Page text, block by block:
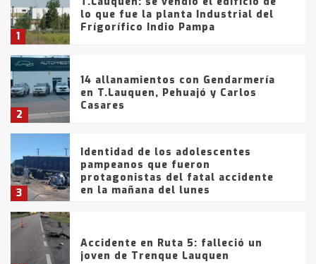
1
lo que fue la planta Industrial del
Frígorífico Indio Pampa
2
14 allanamientos con Gendarmería
en T.Lauquen, Pehuajó y Carlos
Casares
3
Identidad de los adolescentes
pampeanos que fueron
protagonistas del fatal accidente
en la mañana del lunes
Accidente en Ruta 5: falleció un
joven de Trenque Lauquen